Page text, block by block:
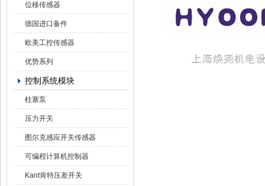
位移传感器
德国进口备件
欧美工控传感器
优势系列
控制系统模块
柱塞泵
压力开关
图尔克感应开关传感器
可编程计算机控制器
Kant肯特压差开关